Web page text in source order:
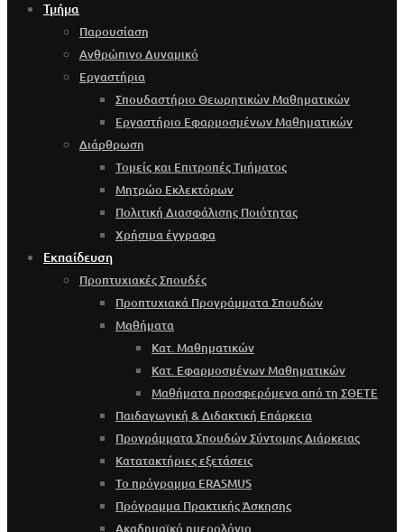
Τμήμα
Παρουσίαση
Ανθρώπινο Δυναμικό
Εργαστήρια
Σπουδαστήριο Θεωρητικών Μαθηματικών
Εργαστήριο Εφαρμοσμένων Μαθηματικών
Διάρθρωση
Τομείς και Επιτροπές Τμήματος
Μητρώο Εκλεκτόρων
Πολιτική Διασφάλισης Ποιότητας
Χρήσιμα έγγραφα
Εκπαίδευση
Προπτυχιακές Σπουδές
Προπτυχιακά Προγράμματα Σπουδών
Μαθήματα
Κατ. Μαθηματικών
Κατ. Εφαρμοσμένων Μαθηματικών
Μαθήματα προσφερόμενα από τη ΣΘΕΤΕ
Παιδαγωγική & Διδακτική Επάρκεια
Προγράμματα Σπουδών Σύντομης Διάρκειας
Κατατακτήριες εξετάσεις
Το πρόγραμμα ERASMUS
Πρόγραμμα Πρακτικής Άσκησης
Ακαδημαϊκό ημερολόγιο